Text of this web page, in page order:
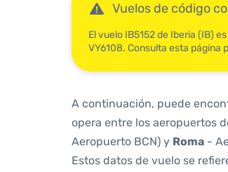
Vuelos de código
El vuelo IB5152 de Iberia (IB)
VY6108. Consulta esta página
A continuación, puede
opera entre los aeropuertos
Aeropuerto BCN) y Roma -
Estos datos de vuelo se